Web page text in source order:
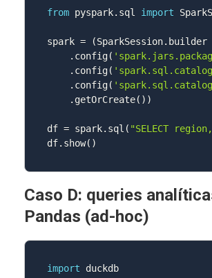
from pyspark. sql import
spark = (SparkSession. builder
. config(
. config(
. config(
. getOrCreate( ) )
df = spark. sql ( "SELECT
df. show( )
Caso D: queries
Pandas (ad-hoc)
import duckdb